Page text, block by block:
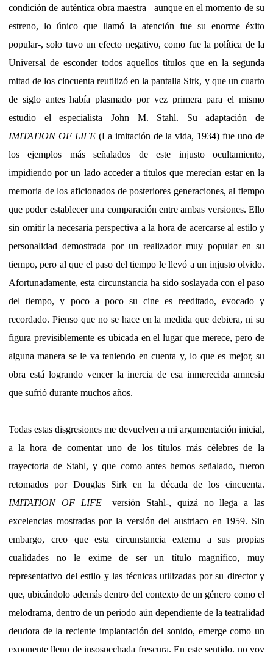
condición de auténtica obra maestra –aunque en el momento de su
estreno, lo único que llamó la atención fue su enorme éxito
popular-, solo tuvo un efecto negativo, como fue la política de la
Universal de esconder todos aquellos títulos que en la segunda
mitad de los cincuenta reutilizó en la pantalla Sirk, y que un cuarto
de siglo antes había plasmado por vez primera para el mismo
estudio el especialista John M. Stahl. Su adaptación de
IMITATION OF LIFE(La imitación de la vida, 1934) fue uno de
los ejemplos más señalados de este injusto ocultamiento,
impidiendo por un lado acceder a títulos que merecían estar en la
memoria de los aficionados de posteriores generaciones, al tiempo
que poder establecer una comparación entre ambas versiones. Ello
sin omitir la necesaria perspectiva a la hora de acercarse al estilo y
personalidad demostrada por un realizador muy popular en su
tiempo, pero al que el paso del tiempo le llevó a un injusto olvido.
Afortunadamente, esta circunstancia ha sido soslayada con el paso
del tiempo, y poco a poco su cine es reeditado, evocado y
recordado. Pienso que no se hace en la medida que debiera, ni su
figura previsiblemente es ubicada en el lugar que merece, pero de
alguna manera se le va teniendo en cuenta y, lo que es mejor, su
obra está logrando vencer la inercia de esa inmerecida amnesia
que sufrió durante muchos años.
Todas estas disgresiones me devuelven a mi argumentación inicial,
a la hora de comentar uno de los títulos más célebres de la
trayectoria de Stahl, y que como antes hemos señalado, fueron
retomados por Douglas Sirk en la década de los cincuenta.
IMITATION OF LIFE–versión Stahl-, quizá no llega a las
excelencias mostradas por la versión del austriaco en 1959. Sin
embargo, creo que esta circunstancia externa a sus propias
cualidades no le exime de ser un título magnífico, muy
representativo del estilo y las técnicas utilizadas por su director y
que, ubicándolo además dentro del contexto de un género como el
melodrama, dentro de un periodo aún dependiente de la teatralidad
deudora de la reciente implantación del sonido, emerge como un
exponente lleno de insospechada frescura. En este sentido, no voy